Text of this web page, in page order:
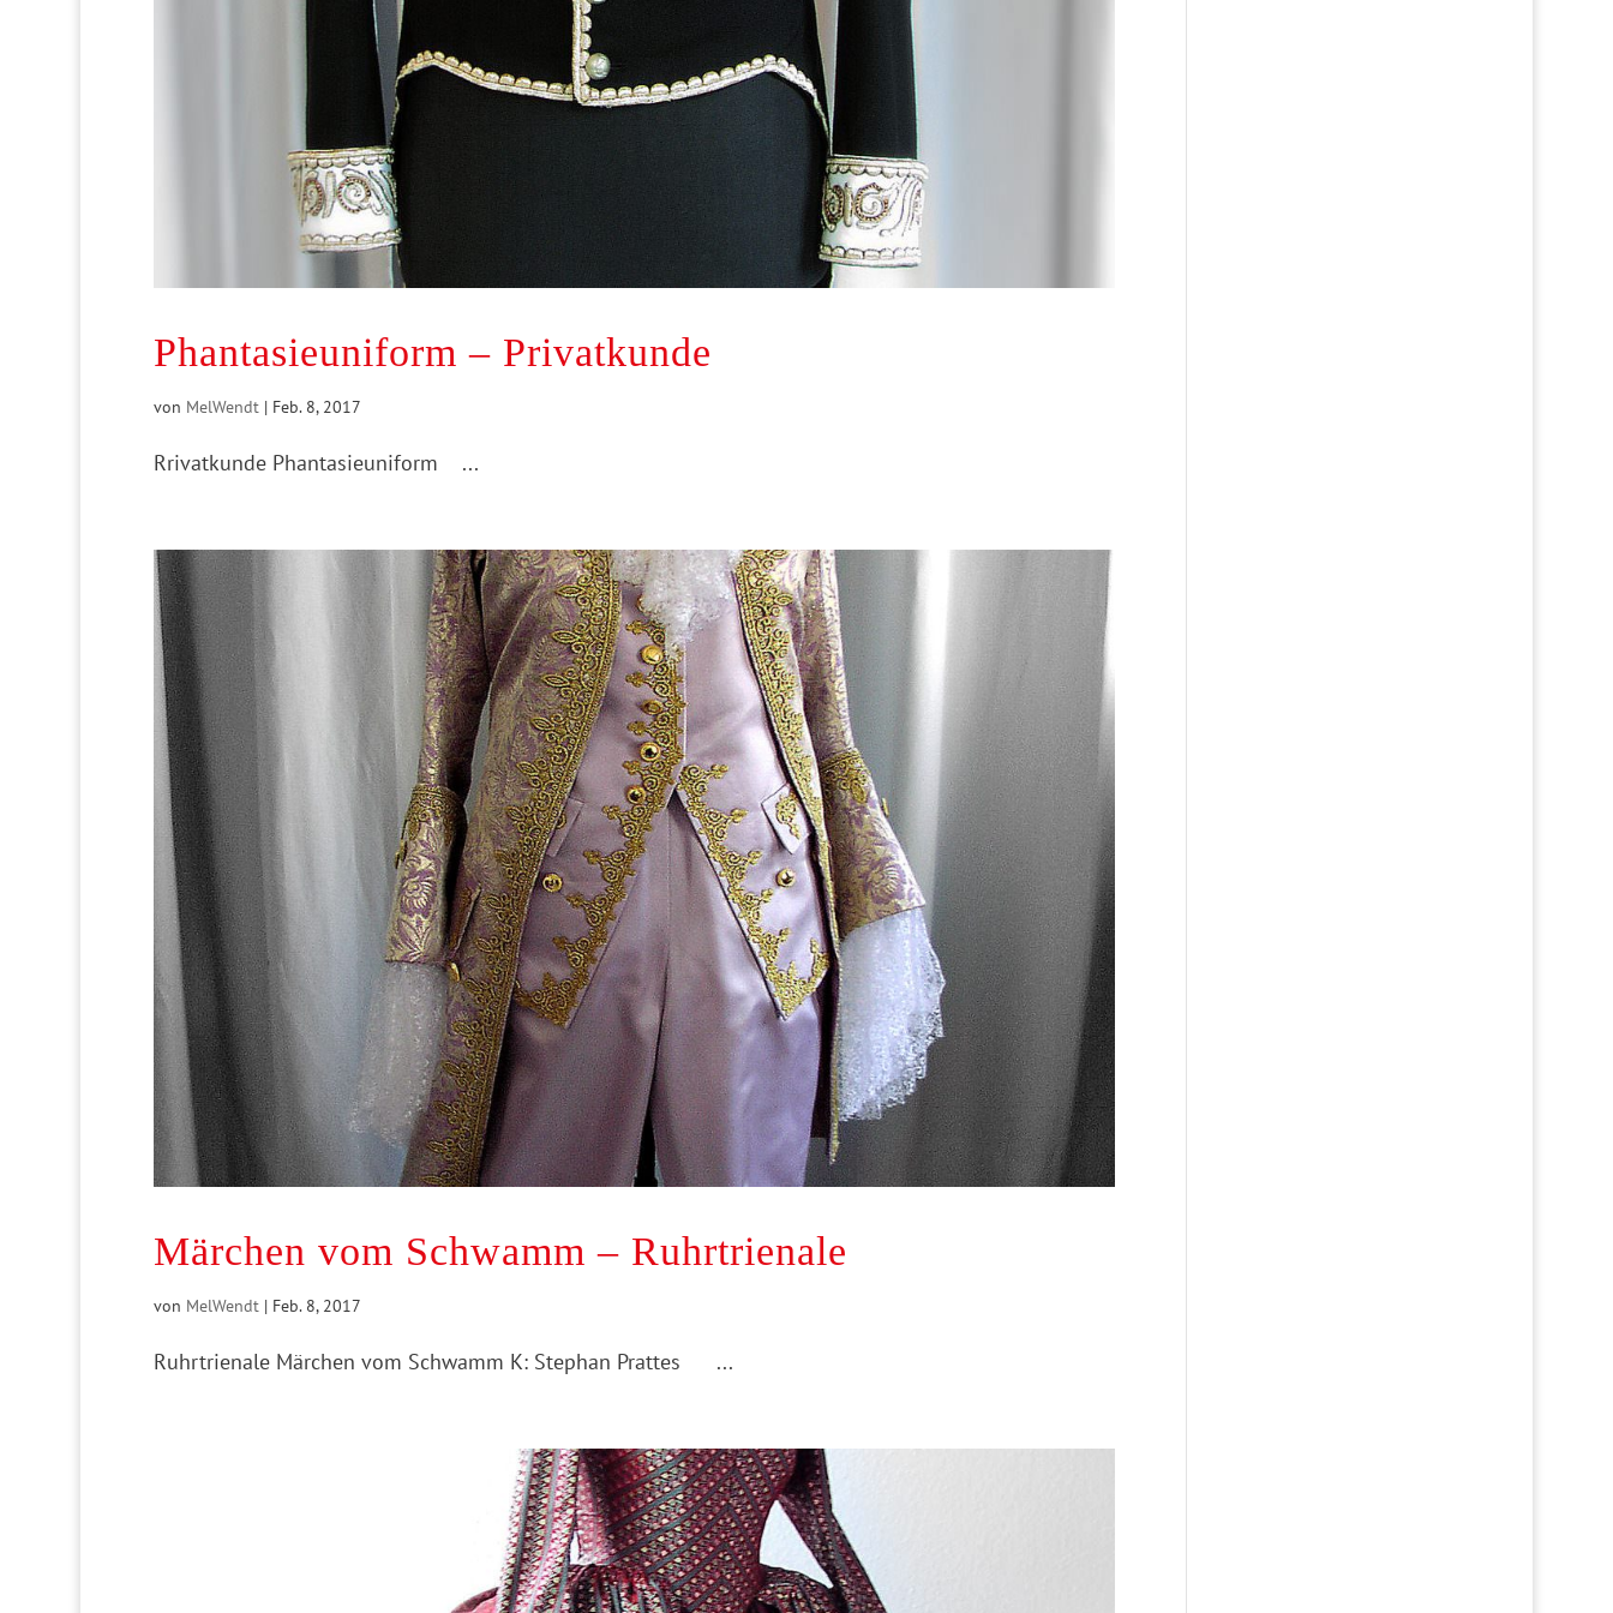
Phantasieuniform – Privatkunde
von MelWendt| Feb. 8, 2017
Rrivatkunde Phantasieuniform ...
Märchen vom Schwamm – Ruhrtrienale
von MelWendt| Feb. 8, 2017
Ruhrtrienale Märchen vom Schwamm K: Stephan Prattes ...